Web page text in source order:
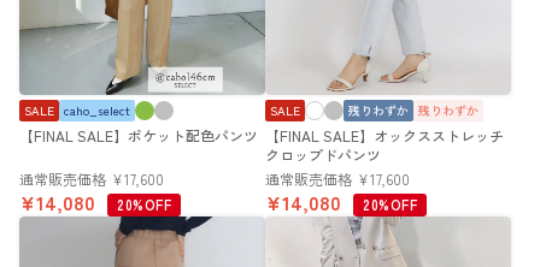
【FINAL SALE】ポケット配色パンツ
SALE caho_select
通常販売価格 ¥17,600
¥14,080 20%OFF
【FINAL SALE】オックスストレッチ
クロップドパンツ
SALE 残りわずか 残りわずか
通常販売価格 ¥17,600
¥14,080 20%OFF